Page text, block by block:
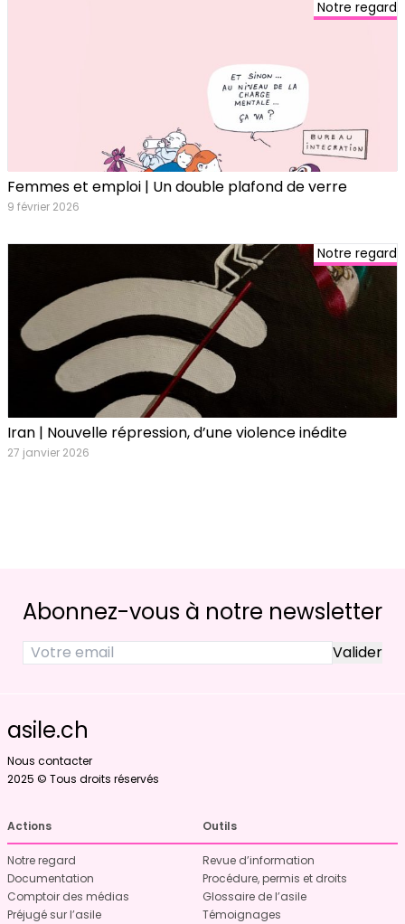
Notre regard
Femmes et emploi | Un double plafond de verre
9 février 2026
Notre regard
Iran | Nouvelle répression, d’une violence inédite
27 janvier 2026
Abonnez-vous à notre newsletter
asile.ch
Nous contacter
2025 © Tous droits réservés
Actions
Notre regard
Documentation
Comptoir des médias
Préjugé sur l’asile
Outils
Revue d’information
Procédure, permis et droits
Glossaire de l’asile
Témoignages